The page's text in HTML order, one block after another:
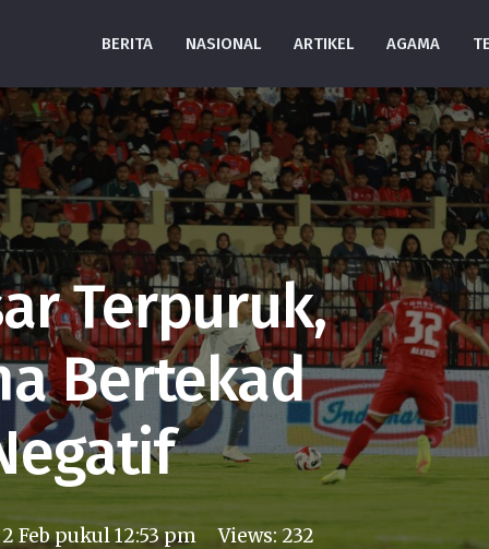
BERITA NASIONAL ARTIKEL AGAMA
Terpuruk,
Bertekad
2 Feb pukul 12:53 pm Views: 232